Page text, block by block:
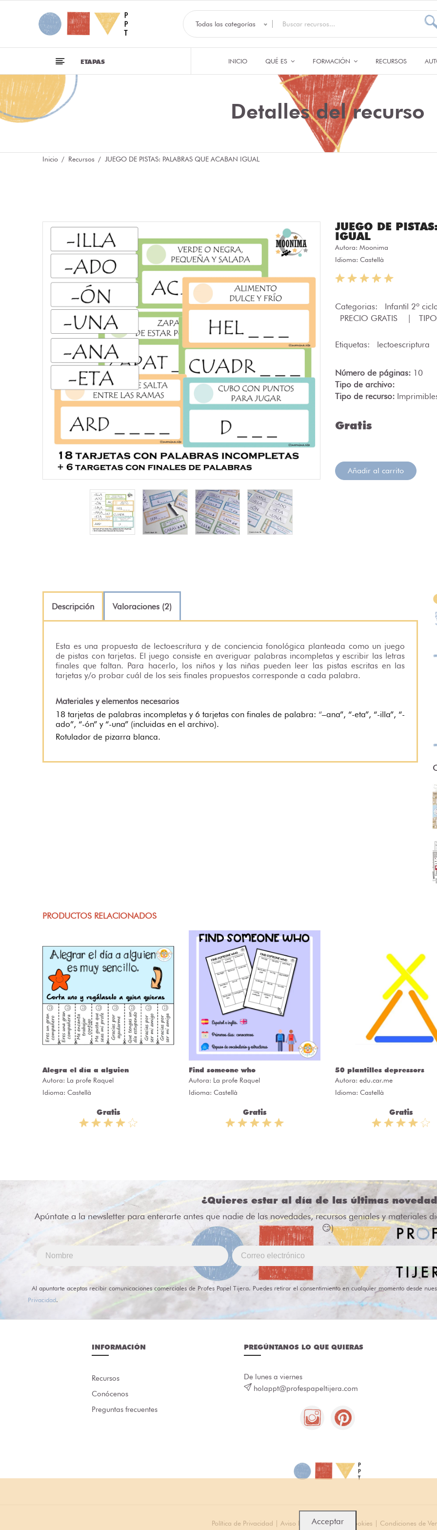
Todas las categorías
ETAPAS INICIO QUÉ ES FORMACIÓN RECURSOS
Detalles del recurso
Inicio Recursos JUEGO DE PISTAS: PALABRAS QUE ACABAN IGUAL
JUEGO DE
IGUAL
Autora: Moonima
Idioma: Castellà
Categorias: Infantil 2º
PRECIO GRATIS
Etiquetas: lectoescriptura
Número de páginas: 10
Tipo de archivo:
Tipo de recurso:
Gratis
Añadir al carrito
Descripción Valoraciones (2)
Esta es una propuesta de lectoescritura y de conciencia fonológica planteada como un juego
de pistas con tarjetas. El juego consiste en averiguar palabras incompletas y escribir las letras
finales que faltan. Para hacerlo, los niños y las niñas pueden leer las pistas escritas en las
tarjetas y/o probar cuál de los seis finales propuestos corresponde a cada palabra.
Materiales y elementos necesarios
18 tarjetas de palabras incompletas y 6 tarjetas con finales de palabra: “–ana”, “-eta”, “-illa”, “-
ado”, “-ón” y “-una” (incluidas en el archivo).
Rotulador de pizarra blanca.
PRODUCTOS RELACIONADOS
Alegra el día a alguien
Autora: La profe Raquel
Idioma: Castellà
Gratis
Find someone who
Autora: La profe Raquel
Idioma: Castellà
Gratis
50 plantilles depressors
Autora: edu.car.me
Idioma: Castellà
Gratis
¿Quieres estar al día de las últimas
Apúntate a la newsletter para enterarte antes que nadie de las novedades, recursos geniales y materiales
😏)
Al apuntarte aceptas recibir comunicaciones comerciales de Profes Papel Tijera. Puedes retirar el consentimiento en cualquier momento desde
Privacidad.
INFORMACIÓN
Recursos
Conócenos
Preguntas frecuentes
PREGÚNTANOS LO QUE QUIERAS
De lunes a viernes
holappt@profespapeltijera.com
Política de Privacidad | Aviso legal|Política de cookies | Condiciones de
Acceptar